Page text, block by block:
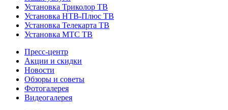
Установка Триколор ТВ
Установка НТВ-Плюс ТВ
Установка Телекарта ТВ
Установка МТС ТВ
Пресс-центр
Акции и скидки
Новости
Обзоры и советы
Фотогалерея
Видеогалерея